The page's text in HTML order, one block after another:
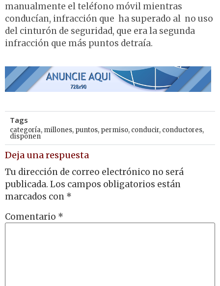
manualmente el teléfono móvil mientras
conducían, infracción que ha superado al no uso
del cinturón de seguridad, que era la segunda
infracción que más puntos detraía.
Tags
categoría, millones, puntos, permiso, conducir, conductores,
disponen
Deja una respuesta
Tu dirección de correo electrónico no será
publicada. Los campos obligatorios están
marcados con *
Comentario *